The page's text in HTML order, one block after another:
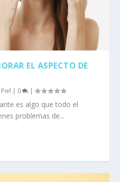
EL ASPECTO DE
Piel | 0 |
es algo que todo el
problemas de...